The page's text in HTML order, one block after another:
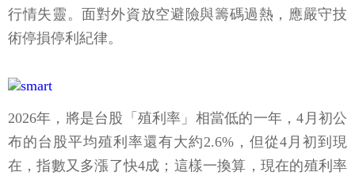
行情失靈。面對外資放空避險與籌碼過熱，應嚴守技
術停損停利紀律。
2026年，將是台股「殖利率」相當低的一年，4月初公
布的台股平均殖利率還有大約2.6%，但從4月初到現
在，指數又多漲了快4成；這樣一換算，現在的殖利率